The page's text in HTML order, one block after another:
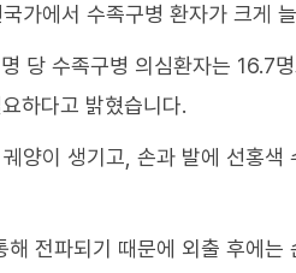
가에서 수족구병 환자가 크게
당 수족구병 의심환자는 16.7
하다고 밝혔습니다.
양이 생기고, 손과 발에 선홍색
전파되기 때문에 외출 후에는